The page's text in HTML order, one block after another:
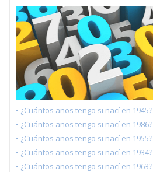
• ¿Cuántos años tengo si nací en 1945?
• ¿Cuántos años tengo si nací en 1986?
• ¿Cuántos años tengo si nací en 1955?
• ¿Cuántos años tengo si nací en 1934?
• ¿Cuántos años tengo si nací en 1963?